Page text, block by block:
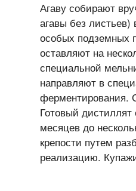
Агаву собирают
агавы без листьев)
особых подземных
оставляют на
специальной
направляют в
ферментирования.
Готовый дистиллят
месяцев до
крепости путем
реализацию.